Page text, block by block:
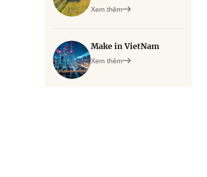
Xem thêm
Make in VietNam
Xem thêm